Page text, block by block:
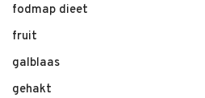
fodmap dieet
fruit
galblaas
gehakt